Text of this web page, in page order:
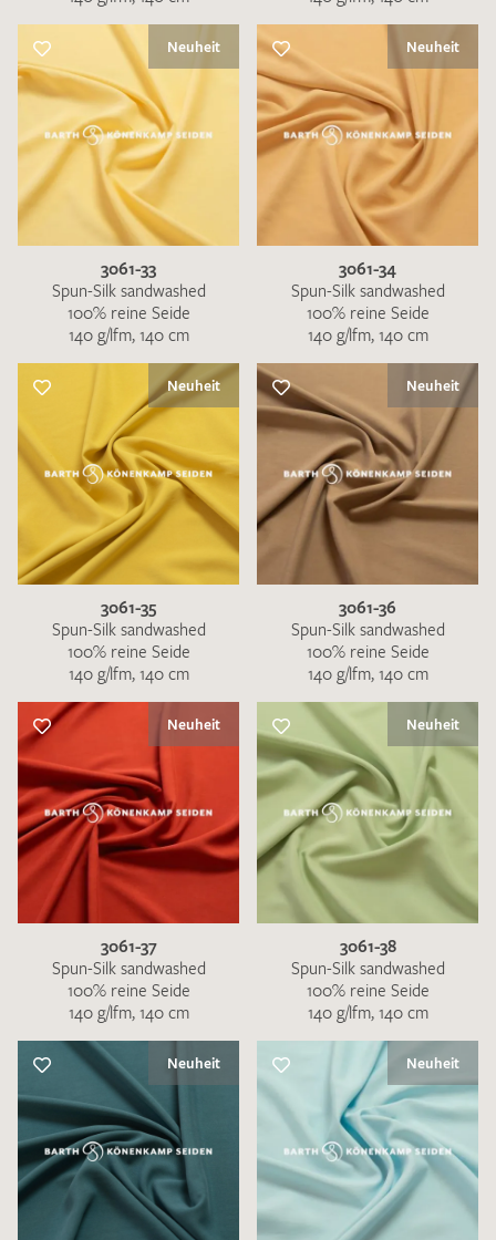
Neuheit
3061-33
Spun-Silk sandwashed
100% reine Seide
140 g/lfm, 140 cm
Neuheit
3061-34
Spun-Silk sandwashed
100% reine Seide
140 g/lfm, 140 cm
Neuheit
3061-35
Spun-Silk sandwashed
100% reine Seide
140 g/lfm, 140 cm
Neuheit
3061-36
Spun-Silk sandwashed
100% reine Seide
140 g/lfm, 140 cm
Neuheit
3061-37
Spun-Silk sandwashed
100% reine Seide
140 g/lfm, 140 cm
Neuheit
3061-38
Spun-Silk sandwashed
100% reine Seide
140 g/lfm, 140 cm
Neuheit Neuheit